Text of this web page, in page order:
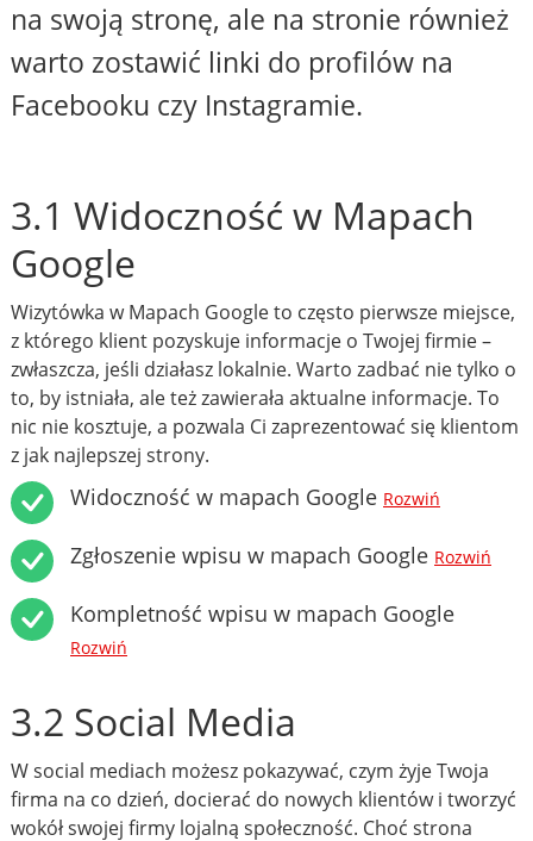
na swoją stronę, ale na stronie również
warto zostawić linki do profilów na
Facebooku czy Instagramie.
3.1 Widoczność w Mapach
Google
Wizytówka w Mapach Google to często pierwsze miejsce,
z którego klient pozyskuje informacje o Twojej firmie –
zwłaszcza, jeśli działasz lokalnie. Warto zadbać nie tylko o
to, by istniała, ale też zawierała aktualne informacje. To
nic nie kosztuje, a pozwala Ci zaprezentować się klientom
z jak najlepszej strony.
Widoczność w mapach Google Rozwiń
Zgłoszenie wpisu w mapach Google Rozwiń
Kompletność wpisu w mapach Google
Rozwiń
3.2 Social Media
W social mediach możesz pokazywać, czym żyje Twoja
firma na co dzień, docierać do nowych klientów i tworzyć
wokół swojej firmy lojalną społeczność. Choć strona